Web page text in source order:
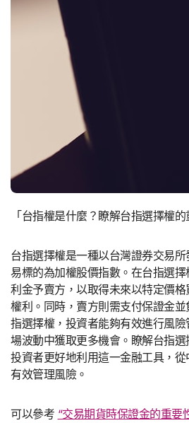
「台指權是什麼？瞭解台指選擇權的
台指選擇權是一種以台灣證券交易
易標的為加權股價指數。在台指選
利金予賣方，以取得未來以特定價
權利。同時，賣方則需支付保證金
指選擇權，投資者能夠有效進行風
場波動中獲取更多機會。瞭解台指
投資者更好地利用這一金融工具，
有效管理風險。
可以參考 “交易期貨時保證金的重要